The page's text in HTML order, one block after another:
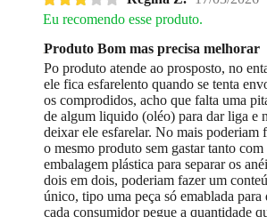
Eu recomendo esse produto.
Produto Bom mas precisa melhorar
Po produto atende ao prosposto, no
ele fica esfarelento quando se tenta
os comprodidos, acho que falta uma
de algum liquido (oléo) para dar liga e
deixar ele esfarelar. No mais poderiam
o mesmo produto sem gastar tanto com
embalagem plástica para separar os
dois em dois, poderiam fazer um
único, tipo uma peça só emablada para
cada consumidor pegue a quantidade